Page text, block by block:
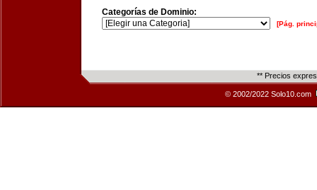
Categorías de Dominio:
[Pág.
** Precios
© 2002/2022 Solo10.com